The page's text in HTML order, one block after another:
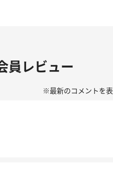
員 レビュー
※最新のコメントを表